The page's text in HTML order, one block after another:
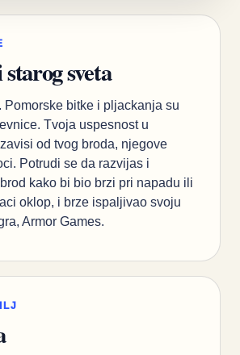
sveta
Pomorske bitke i pljackanja su
Tvoja uspesnost u
od tvog broda, njegove
Potrudi se da razvijas i
kako bi bio brzi pri napadu ili
oklop, i brze ispaljivao svoju
Armor Games.